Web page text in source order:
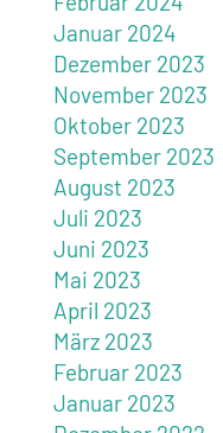
Januar 2024
Dezember 2023
November 2023
Oktober 2023
September 2023
August 2023
Juli 2023
Juni 2023
Mai 2023
April 2023
März 2023
Februar 2023
Januar 2023